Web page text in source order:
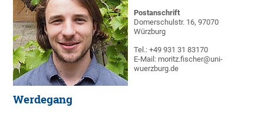
Postanschrift
Domerschulstr. 16, 97070
Würzburg
Tel.: +49 931 31 83170
E-Mail: moritz.fischer@uni-
wuerzburg.de
Werdegang